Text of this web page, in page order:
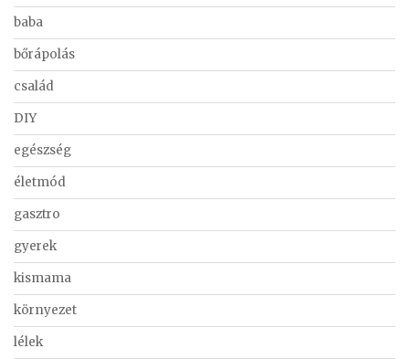
baba
bőrápolás
család
DIY
egészség
életmód
gasztro
gyerek
kismama
környezet
lélek